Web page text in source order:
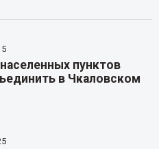
пунктов
в Чкаловском